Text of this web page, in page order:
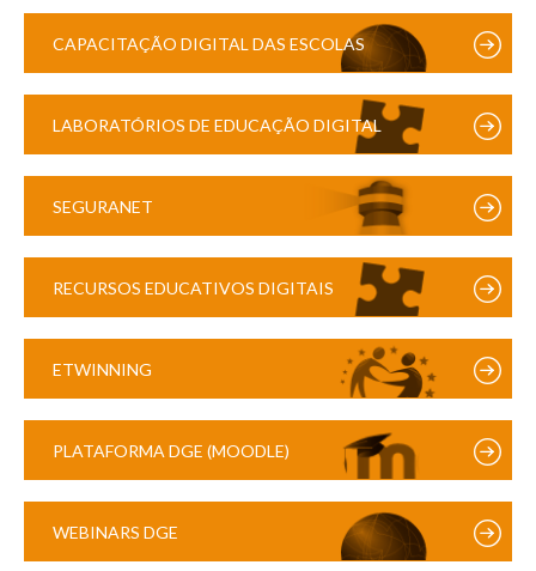
CAPACITAÇÃO DIGITAL DAS ESCOLAS
LABORATÓRIOS DE EDUCAÇÃO DIGITAL
SEGURANET
RECURSOS EDUCATIVOS DIGITAIS
ETWINNING
PLATAFORMA DGE (MOODLE)
WEBINARS DGE